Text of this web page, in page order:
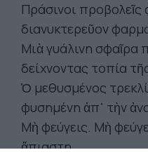
Πράσινοι προβολεῖς
διανυκτερεῦον
Μιὰ γυάλινη σφαῖρα
δείχνοντας τοπία
Ὁ μεθυσμένος
φυσημένη ἀπ᾿ τὴν
Μὴ φεύγεις. Μὴ
ἄπιαστη.